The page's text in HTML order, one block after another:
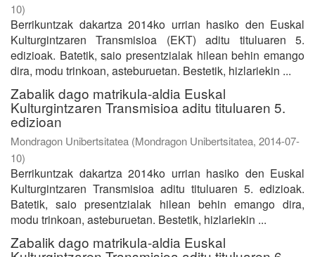
10)
Berrikuntzak dakartza 2014ko urrian hasiko den Euskal
Kulturgintzaren Transmisioa (EKT) aditu tituluaren 5.
edizioak. Batetik, saio presentzialak hilean behin emango
dira, modu trinkoan, asteburuetan. Bestetik, hizlariekin ...
Zabalik dago matrikula-aldia Euskal
Kulturgintzaren Transmisioa aditu tituluaren 5.
edizioan
Mondragon Unibertsitatea (Mondragon Unibertsitatea, 2014-07-
10)
Berrikuntzak dakartza 2014ko urrian hasiko den Euskal
Kulturgintzaren Transmisioa aditu tituluaren 5. edizioak.
Batetik, saio presentzialak hilean behin emango dira,
modu trinkoan, asteburuetan. Bestetik, hizlariekin ...
Zabalik dago matrikula-aldia Euskal